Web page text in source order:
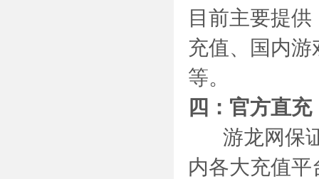
目前主要提
充值、国内
等。
四：官方直充
游龙网保
内各大充值